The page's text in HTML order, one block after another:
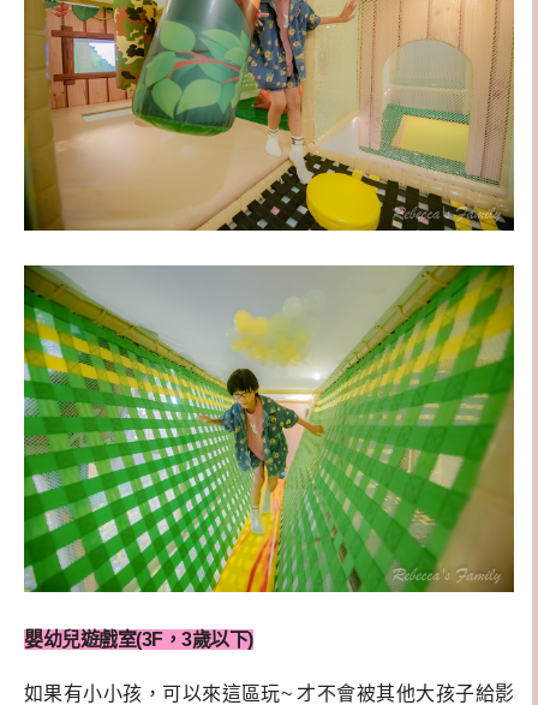
嬰幼兒遊戲室(3F，3歲以下)
如果有小小孩，可以來這區玩~ 才不會被其他大孩子給影